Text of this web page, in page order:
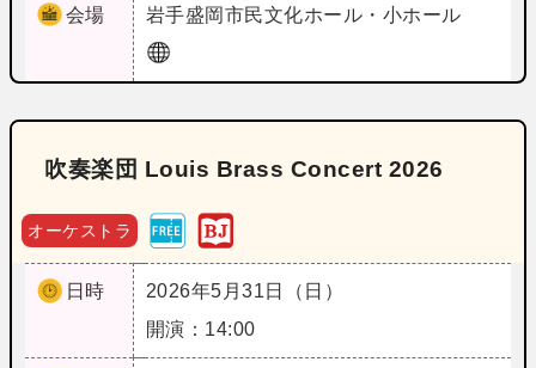
会場 岩手盛岡市民文化ホール・小ホール
吹奏楽団 Louis Brass Concert 2026
オーケストラ
日時
2026年5月31日（日）
開演：14:00